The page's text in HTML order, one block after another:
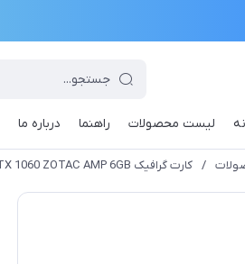
لیست محصولات راهنما درباره ما
/ کارت گرافیک GTX 1060 ZOTAC AMP 6GB استوک+یک هفته مهلت تست